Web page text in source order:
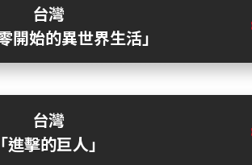
台灣
開始的異世界生活」
台灣
進擊的巨人」